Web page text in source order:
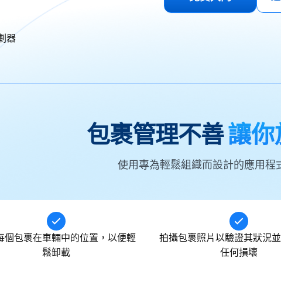
包裹管理不善讓你
使用專為輕鬆組織而設計的應用程
個包裹在車輛中的位置，以便輕
鬆卸載
拍攝包裹照片以驗證其狀況
任何損壞